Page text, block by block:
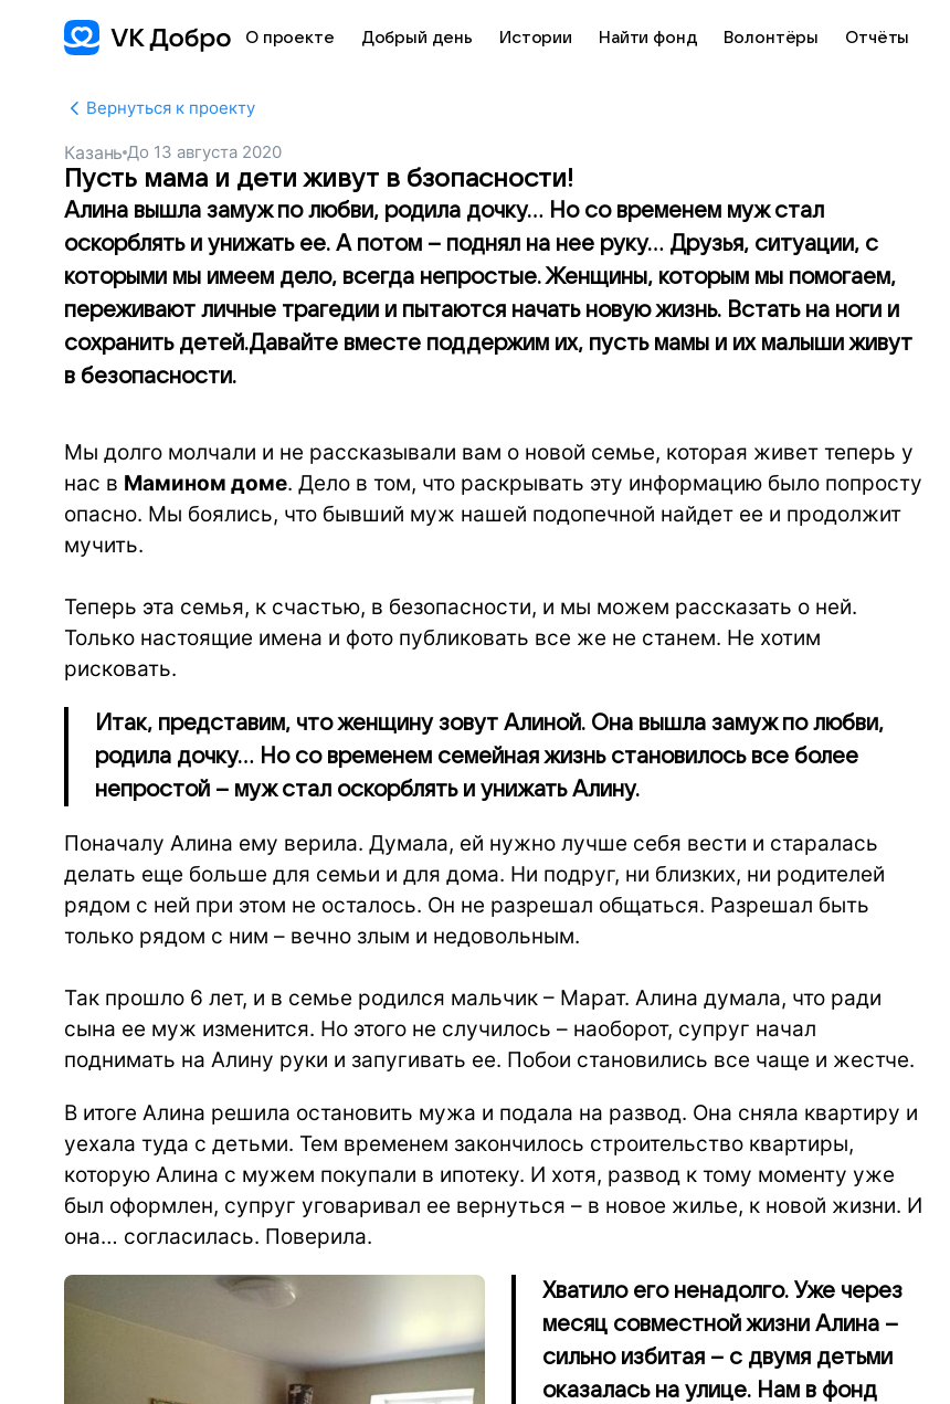
О проекте Добрый день Истории Найти фонд Волонтёры Отчёты
Вернуться к проекту
Казань До 13 августа 2020
Пусть мама и дети живут в бзопасности!
Алина вышла замуж по любви, родила дочку… Но со временем муж стал
оскорблять и унижать ее. А потом – поднял на нее руку... Друзья, ситуации, с
которыми мы имеем дело, всегда непростые. Женщины, которым мы помогаем,
переживают личные трагедии и пытаются начать новую жизнь. Встать на ноги и
сохранить детей.Давайте вместе поддержим их, пусть мамы и их малыши живут
в безопасности.
Мы долго молчали и не рассказывали вам о новой семье, которая живет теперь у
нас в Мамином доме. Дело в том, что раскрывать эту информацию было попросту
опасно. Мы боялись, что бывший муж нашей подопечной найдет ее и продолжит
мучить.
Теперь эта семья, к счастью, в безопасности, и мы можем рассказать о ней.
Только настоящие имена и фото публиковать все же не станем. Не хотим
рисковать.
Итак, представим, что женщину зовут Алиной. Она вышла замуж по любви,
родила дочку… Но со временем семейная жизнь становилось все более
непростой – муж стал оскорблять и унижать Алину.
Поначалу Алина ему верила. Думала, ей нужно лучше себя вести и старалась
делать еще больше для семьи и для дома. Ни подруг, ни близких, ни родителей
рядом с ней при этом не осталось. Он не разрешал общаться. Разрешал быть
только рядом с ним – вечно злым и недовольным.
Так прошло 6 лет, и в семье родился мальчик – Марат. Алина думала, что ради
сына ее муж изменится. Но этого не случилось – наоборот, супруг начал
поднимать на Алину руки и запугивать ее. Побои становились все чаще и жестче.
В итоге Алина решила остановить мужа и подала на развод. Она сняла квартиру и
уехала туда с детьми. Тем временем закончилось строительство квартиры,
которую Алина с мужем покупали в ипотеку. И хотя, развод к тому моменту уже
был оформлен, супруг уговаривал ее вернуться – в новое жилье, к новой жизни. И
она… согласилась. Поверила.
Хватило его ненадолго. Уже через
месяц совместной жизни Алина –
сильно избитая – с двумя детьми
оказалась на улице. Нам в фонд